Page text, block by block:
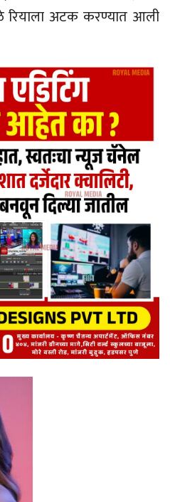
अटक करण्यात आली